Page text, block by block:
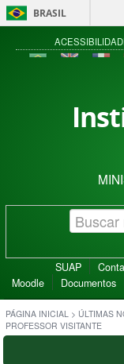
BRASIL
SUAP
Moodle
Documentos
PÁGINA INICIAL > ÚLTIMAS
PROFESSOR VISITANTE